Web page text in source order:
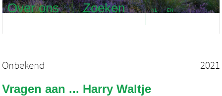
Over ons
Zoeken NL EN
Onbekend 2021
Vragen aan ... Harry Waltje